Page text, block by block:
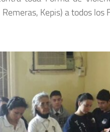
Kepis) a todos los